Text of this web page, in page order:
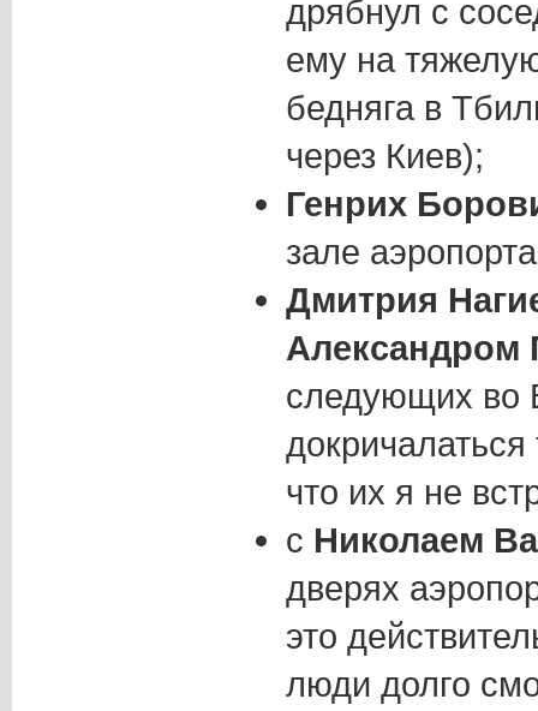
дрябнул с
ему на
бедняга в
через Киев);
Генрих
зале
Дмитрия
следующих во
докричалаться
что их я не
с Николаем
дверях
это
люди долго